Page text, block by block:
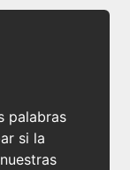
palabras
si la